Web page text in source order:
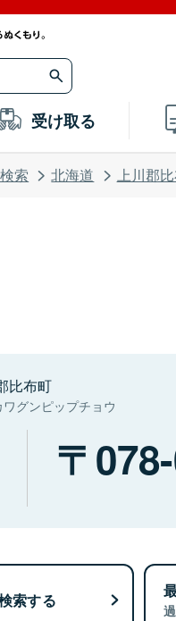
受け取る
索 北海道 上川郡
比布町
ワグンピップチョウ
索する